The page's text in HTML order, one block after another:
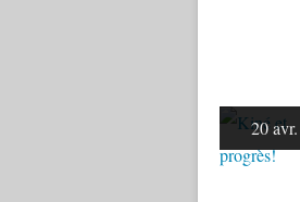
20 avr.